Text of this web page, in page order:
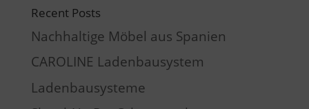
Recent Posts
Nachhaltige Möbel aus Spanien
CAROLINE Ladenbausystem
Ladenbausysteme